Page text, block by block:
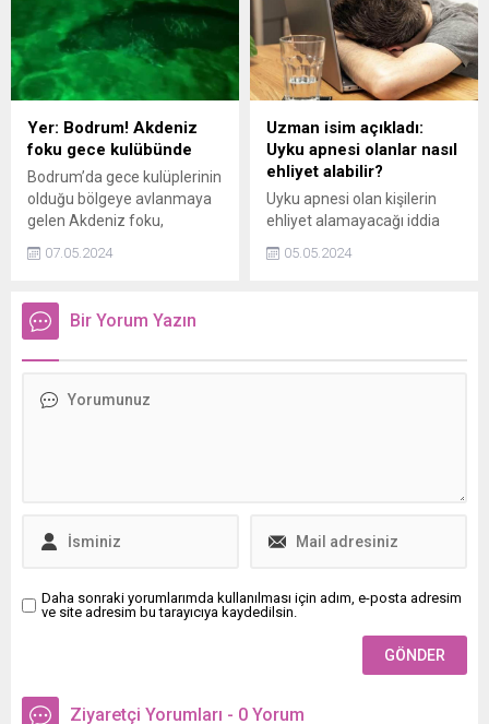
bu yana yayın hayatına
devam eden Kuruluş
Osmanın başroldeki ismi
Burak Özçivit, 1 sezon daha
anlaşma sağladı.
Operasyonlar Kıdemli
Başkan Yardımcısı,
anlaşmadan büyük bir
mutluluk duyduklarını
belirtti.
Yer: Bodrum! Akdeniz
foku gece kulübünde
Bodrum’da gece kulüplerinin
olduğu bölgeye avlanmaya
gelen Akdeniz foku,
telefonu kameralarıyla
07.05.2024
Uzman isim açıkladı:
Uyku apnesi olanlar nasıl
ehliyet alabilir?
Uyku apnesi olan kişilerin
ehliyet alamayacağı iddia
Dr. Abdulkadir Özgür, bu
05.05.2024
Bir Yorum Yazın
Daha sonraki yorumlarımda kullanılması için adım, e-posta adresim
ve site adresim bu tarayıcıya kaydedilsin.
Ziyaretçi Yorumları - 0 Yorum